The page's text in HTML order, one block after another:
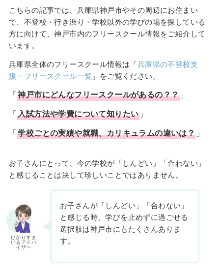
こちらの記事では、兵庫県神戸市やその周辺にお住まい
で、不登校・行き渋り・学校以外の学びの場を探している
方に向けて、神戸市内のフリースクール情報をご紹介して
います。
兵庫県全体のフリースクール情報は「兵庫県の不登校支
援・フリースクール一覧 」をご覧ください。
「神戸市にどんなフリースクールがあるの？？ 」
「入試方法や学費について知りたい 」
「学校ごとの実績や就職、カリキュラムの違いは？ 」
お子さんにとって、今の学校が「しんどい」「合わない」
と感じることは決して珍しいことではありません。
ひかりすま
いるアドバ
イザー
お子さんが「しんどい」「合わない」
と感じる時、学びを止めずに過ごせる
選択肢は神戸市にもたくさんありま
す。